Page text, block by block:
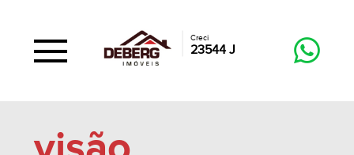
Creci
23544 J